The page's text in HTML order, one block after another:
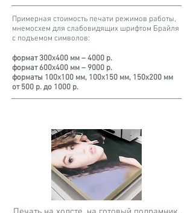
Примерная стоимость печати режимов работы,
мнемосхем для слабовидящих шрифтом Брайля
с подъемом символов:
формат 300х400 мм – 4000 р.
формат 600х400 мм – 9000 р.
форматы 100х100 мм, 100х150 мм, 150х200 мм
от 500 р. до 1000 р.